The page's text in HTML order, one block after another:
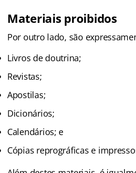
Materiais proibidos
Por outro lado, são
Livros de doutrina;
Revistas;
Apostilas;
Dicionários;
Calendários; e
Cópias reprográficas e